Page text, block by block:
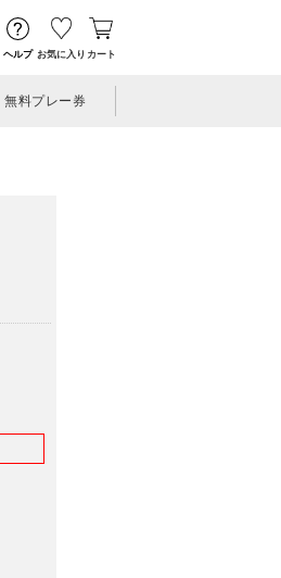
ヘルプ お気に入り カート
無料プレー券